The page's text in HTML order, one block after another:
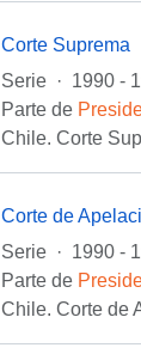
Corte Suprema
Serie · 1990 -
Parte de
Chile. Corte
Corte de
Serie · 1990 -
Parte de
Chile. Corte de